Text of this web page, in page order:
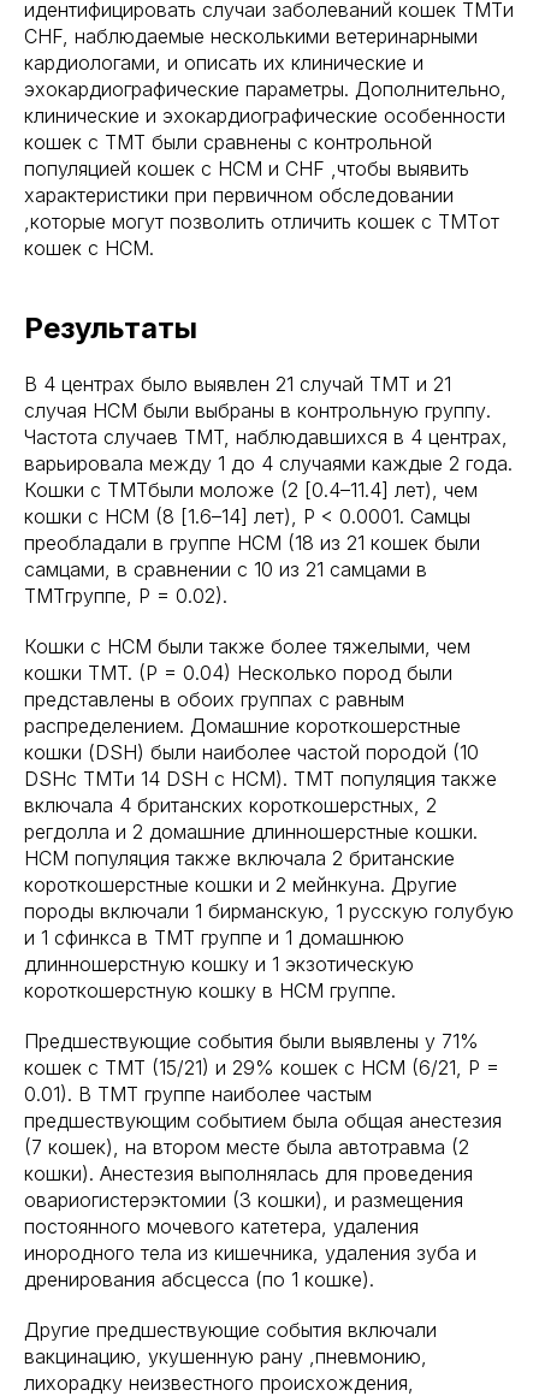
идентифицировать случаи заболеваний кошек TMTи
CHF, наблюдаемые несколькими ветеринарными
кардиологами, и описать их клинические и
эхокардиографические параметры. Дополнительно,
клинические и эхокардиографические особенности
кошек с TMT были сравнены с контрольной
популяцией кошек с HCM и CHF ,чтобы выявить
характеристики при первичном обследовании
,которые могут позволить отличить кошек с TMTот
кошек с HCM.
Результаты
В 4 центрах было выявлен 21 случай TMT и 21
случая HCM были выбраны в контрольную группу.
Частота случаев TMT, наблюдавшихся в 4 центрах,
варьировала между 1 до 4 случаями каждые 2 года.
Кошки с TMTбыли моложе (2 [0.4–11.4] лет), чем
кошки с HCM (8 [1.6–14] лет), P < 0.0001. Самцы
преобладали в группе HCM (18 из 21 кошек были
самцами, в сравнении с 10 из 21 самцами в
TMTгруппе, P = 0.02).
Кошки с HCM были также более тяжелыми, чем
кошки TMT. (P = 0.04) Несколько пород были
представлены в обоих группах с равным
распределением. Домашние короткошерстные
кошки (DSH) были наиболее частой породой (10
DSHс TMTи 14 DSH с HCM). TMT популяция также
включала 4 британских короткошерстных, 2
регдолла и 2 домашние длинношерстные кошки.
HCM популяция также включала 2 британские
короткошерстные кошки и 2 мейнкуна. Другие
породы включали 1 бирманскую, 1 русскую голубую
и 1 сфинкса в TMT группе и 1 домашнюю
длинношерстную кошку и 1 экзотическую
короткошерстную кошку в HCM группе.
Предшествующие события были выявлены у 71%
кошек с TMT (15/21) и 29% кошек с HCM (6/21, P =
0.01). В TMT группе наиболее частым
предшествующим событием была общая анестезия
(7 кошек), на втором месте была автотравма (2
кошки). Анестезия выполнялась для проведения
овариогистерэктомии (3 кошки), и размещения
постоянного мочевого катетера, удаления
инородного тела из кишечника, удаления зуба и
дренирования абсцесса (по 1 кошке).
Другие предшествующие события включали
вакцинацию, укушенную рану ,пневмонию,
лихорадку неизвестного происхождения,